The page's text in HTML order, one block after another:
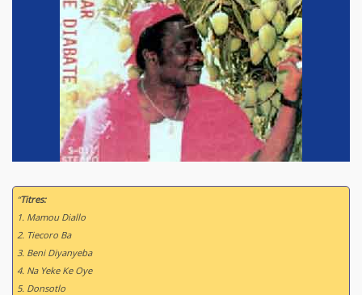
“Titres:
1. Mamou Diallo
2. Tiecoro Ba
3. Beni Diyanyeba
4. Na Yeke Ke Oye
5. Donsotlo